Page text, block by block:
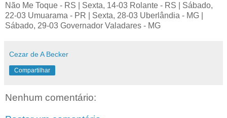
Não Me Toque - RS | Sexta, 14-03 Rolante - RS | Sábado,
22-03 Umuarama - PR | Sexta, 28-03 Uberlândia - MG |
Sábado, 29-03 Governador Valadares - MG
Cezar de A Becker
Compartilhar
Nenhum comentário: